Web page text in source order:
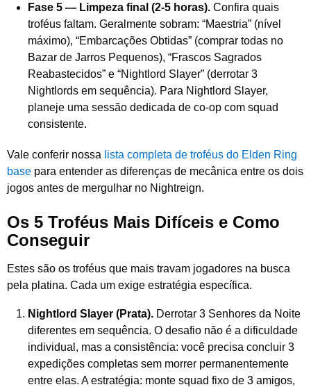
Fase 5 — Limpeza final (2-5 horas). Confira quais
troféus faltam. Geralmente sobram: “Maestria” (nível
máximo), “Embarcações Obtidas” (comprar todas no
Bazar de Jarros Pequenos), “Frascos Sagrados
Reabastecidos” e “Nightlord Slayer” (derrotar 3
Nightlords em sequência). Para Nightlord Slayer,
planeje uma sessão dedicada de co-op com squad
consistente.
Vale conferir nossa lista completa de troféus do Elden Ring
base para entender as diferenças de mecânica entre os dois
jogos antes de mergulhar no Nightreign.
Os 5 Troféus Mais Difíceis e Como
Conseguir
Estes são os troféus que mais travam jogadores na busca
pela platina. Cada um exige estratégia específica.
Nightlord Slayer (Prata). Derrotar 3 Senhores da Noite
diferentes em sequência. O desafio não é a dificuldade
individual, mas a consistência: você precisa concluir 3
expedições completas sem morrer permanentemente
entre elas. A estratégia: monte squad fixo de 3 amigos,